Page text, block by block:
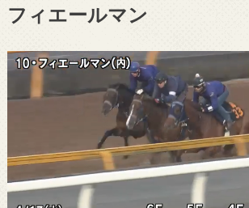
フィエールマン